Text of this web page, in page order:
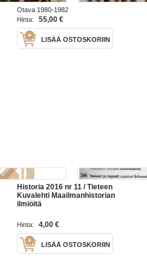
Otava 1980-1982
Hinta:
55,00 €
LISÄÄ OSTOSKORIIN
Historia 2016 nr 11 / Tieteen
Kuvalehti Maailmanhistorian
ilmiöitä
Hinta: 4,00 €
LISÄÄ OSTOSKORIIN